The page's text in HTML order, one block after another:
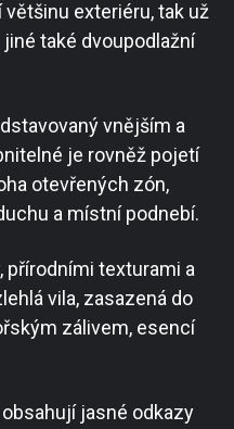
exteriéru, tak už
také dvoupodlažní
vnějším a
je rovněž pojetí
otevřených zón,
a místní podnebí.
přírodními texturami a
vila, zasazená do
zálivem, esencí
jasné odkazy